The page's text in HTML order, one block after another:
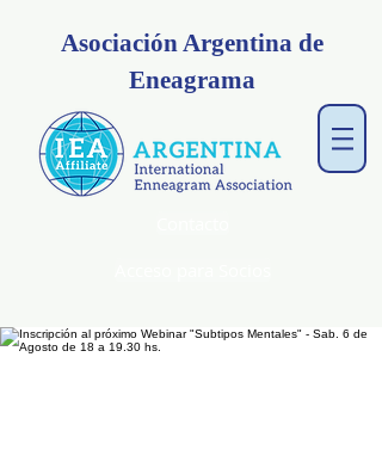
Asociación Argentina de
Eneagrama